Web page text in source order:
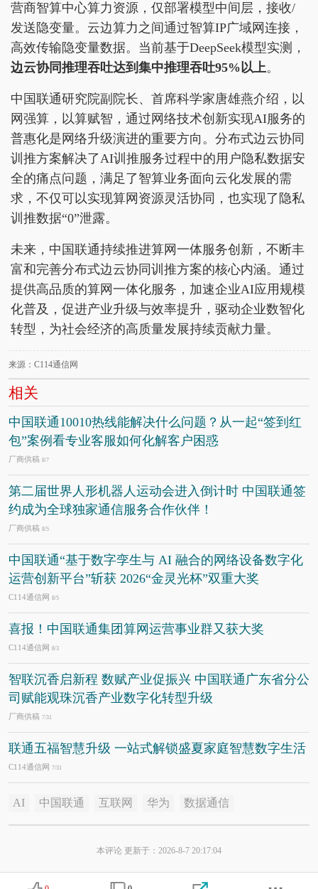
营商智算中心算力资源，仅部署模型中间层，接收/
发送隐变量。云边算力之间通过智算IP广域网连接，
高效传输隐变量数据。当前基于DeepSeek模型实测，
边云协同推理吞吐达到集中推理吞吐95%以上。
中国联通研究院副院长、首席科学家唐雄燕介绍，以
网强算，以算赋智，通过网络技术创新实现AI服务的
普惠化是网络升级演进的重要方向。分布式边云协同
训推方案解决了AI训推服务过程中的用户隐私数据安
全的痛点问题，满足了智算业务面向云化发展的需
求，不仅可以实现算网资源灵活协同，也实现了隐私
训推数据“0”泄露。
未来，中国联通持续推进算网一体服务创新，不断丰
富和完善分布式边云协同训推方案的核心内涵。通过
提供高品质的算网一体化服务，加速企业AI应用规模
化普及，促进产业升级与效率提升，驱动企业数智化
转型，为社会经济的高质量发展持续贡献力量。
来源：C114通信网
相关
中国联通10010热线能解决什么问题？从一起“签到红
包”案例看专业客服如何化解客户困惑
厂商供稿 8/7
第二届世界人形机器人运动会进入倒计时 中国联通签
约成为全球独家通信服务合作伙伴！
厂商供稿 8/5
中国联通“基于数字孪生与 AI 融合的网络设备数字化
运营创新平台”斩获 2026“金灵光杯”双重大奖
C114通信网 8/5
喜报！中国联通集团算网运营事业群又获大奖
C114通信网 8/3
智联沉香启新程 数赋产业促振兴 中国联通广东省分公
司赋能观珠沉香产业数字化转型升级
厂商供稿 7/31
联通五福智慧升级 一站式解锁盛夏家庭智慧数字生活
C114通信网 7/31
AI 中国联通 互联网 华为 数据通信
本评论 更新于：2026-8-7 20:17:04